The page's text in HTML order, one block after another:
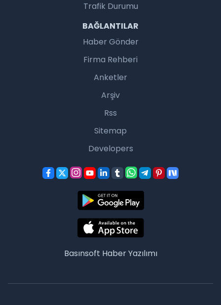
Trafik Durumu
BAĞLANTILAR
Haber Gönder
Firma Rehberi
Anketler
Arşiv
Rss
Sitemap
Developers
Basınsoft Haber Yazılımı